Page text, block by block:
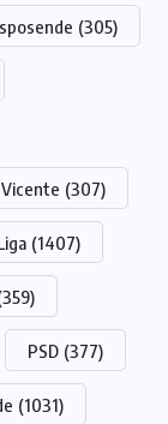
(305)
Vicente (307)
(1407)
PSD (377)
(1031)